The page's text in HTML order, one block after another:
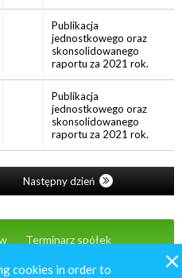
Publikacja
jednostkowego oraz
skonsolidowanego
raportu za 2021 rok.
Publikacja
jednostkowego oraz
skonsolidowanego
raportu za 2021 rok.
Następny dzień
Terminarz spółek
cookies in order to